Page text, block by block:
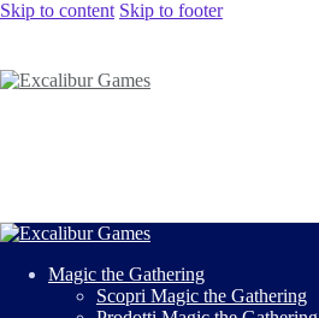
Skip to content Skip to footer
Magic the Gathering
Scopri Magic the Gathering